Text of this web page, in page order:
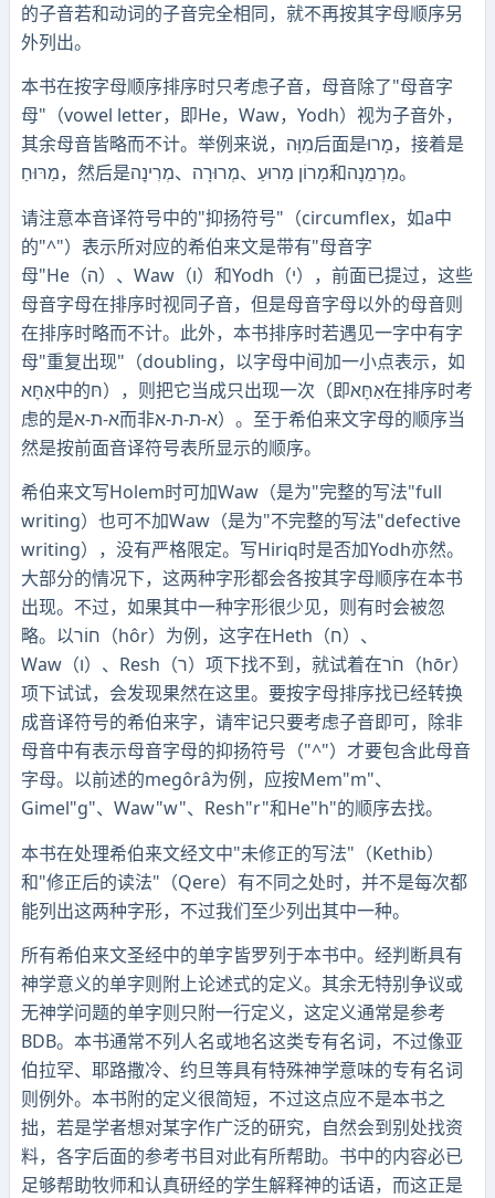
的子音若和动词的子音完全相同，就不再按其字母顺序另
外列出。
本书在按字母顺序排序时只考虑子音，母音除了"母音字
母"（vowel letter，即He，Waw，Yodh）视为子音外，
其余母音皆略而不计。举例来说，מִוָּה后面是מָרוּ，接着是
מַרּוּחַ，然后是מָרוֹן מַרוּעַ、מְרוּרָה、מְרִינׇה和מַרְמֵנׇה。
请注意本音译符号中的"抑扬符号"（circumflex，如a中
的"^"）表示所对应的希伯来文是带有"母音字
母"He（ה）、Waw（ו）和Yodh（י），前面已提过，这些
母音字母在排序时视同子音，但是母音字母以外的母音则
在排序时略而不计。此外，本书排序时若遇见一字中有字
母"重复出现"（doubling，以字母中间加一小点表示，如
אַחׇּא中的חּ），则把它当成只出现一次（即אַחׇּא在排序时考
虑的是א-ת-א而非א-ת-ת-א）。至于希伯来文字母的顺序当
然是按前面音译符号表所显示的顺序。
希伯来文写Holem时可加Waw（是为"完整的写法"full
writing）也可不加Waw（是为"不完整的写法"defective
writing），没有严格限定。写Hiriq时是否加Yodh亦然。
大部分的情况下，这两种字形都会各按其字母顺序在本书
出现。不过，如果其中一种字形很少见，则有时会被忽
略。以חוֹר（hôr）为例，这字在Heth（ח）、
Waw（ו）、Resh（ר）项下找不到，就试着在חֹר（hōr）
项下试试，会发现果然在这里。要按字母排序找已经转换
成音译符号的希伯来字，请牢记只要考虑子音即可，除非
母音中有表示母音字母的抑扬符号（"^"）才要包含此母音
字母。以前述的megôrâ为例，应按Mem"m"、
Gimel"g"、Waw"w"、Resh"r"和He"h"的顺序去找。
本书在处理希伯来文经文中"未修正的写法"（Kethib）
和"修正后的读法"（Qere）有不同之处时，并不是每次都
能列出这两种字形，不过我们至少列出其中一种。
所有希伯来文圣经中的单字皆罗列于本书中。经判断具有
神学意义的单字则附上论述式的定义。其余无特别争议或
无神学问题的单字则只附一行定义，这定义通常是参考
BDB。本书通常不列人名或地名这类专有名词，不过像亚
伯拉罕、耶路撒冷、约旦等具有特殊神学意味的专有名词
则例外。本书附的定义很简短，不过这点应不是本书之
拙，若是学者想对某字作广泛的研究，自然会到别处找资
料，各字后面的参考书目对此有所帮助。书中的内容必已
足够帮助牧师和认真研经的学生解释神的话语，而这正是